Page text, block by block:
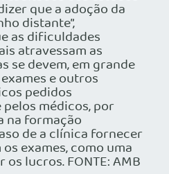
que a adoção da
distante”,
as dificuldades
atravessam as
se devem, em grande
e outros
pedidos
médicos, por
na formação
de a clínica fornecer
exames, como uma
lucros. FONTE: AMB